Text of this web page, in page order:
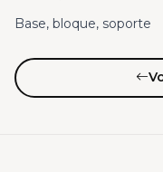
Base, bloque, soporte